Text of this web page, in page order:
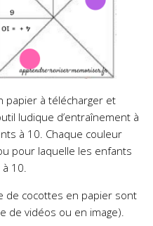
papier à télécharger et
ludique d’entraînement à
à 10. Chaque couleur
pour laquelle les enfants
10.
de cocottes en papier sont
de vidéos ou en image).